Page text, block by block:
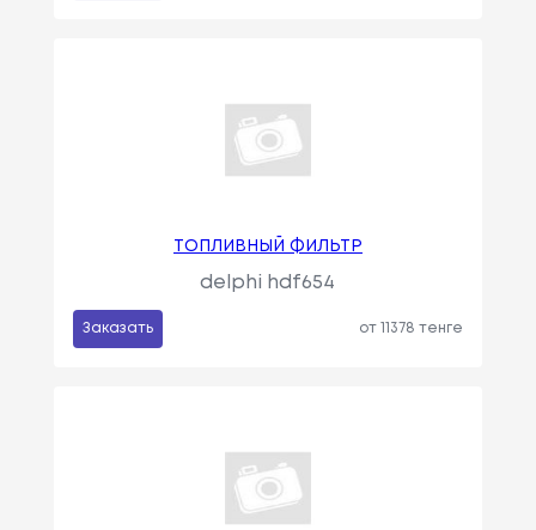
ТОПЛИВНЫЙ ФИЛЬТР
delphi hdf654
Заказать от 11378 тенге